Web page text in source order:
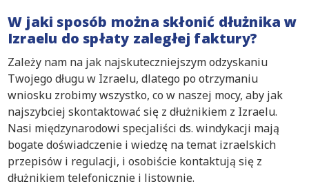
W jaki sposób można skłonić dłużnika w
Izraelu do spłaty zaległej faktury?
Zależy nam na jak najskuteczniejszym odzyskaniu
Twojego długu w Izraelu, dlatego po otrzymaniu
wniosku zrobimy wszystko, co w naszej mocy, aby jak
najszybciej skontaktować się z dłużnikiem z Izraelu.
Nasi międzynarodowi specjaliści ds. windykacji mają
bogate doświadczenie i wiedzę na temat izraelskich
przepisów i regulacji, i osobiście kontaktują się z
dłużnikiem telefonicznie i listownie.